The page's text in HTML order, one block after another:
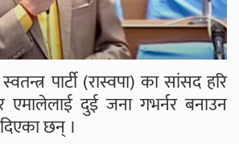
स्वतन्त्र पार्टी (रास्वपा) का सांसद हरि
दुई जना गभर्नर बनाउन
छन् ।